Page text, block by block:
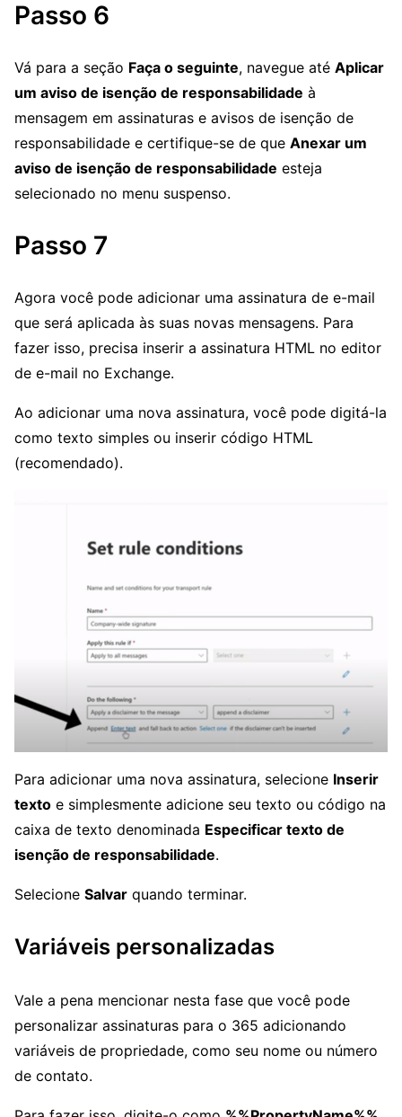
Passo 6
Vá para a seção Faça o seguinte, navegue até Aplicar
um aviso de isenção de responsabilidade à
mensagem em assinaturas e avisos de isenção de
responsabilidade e certifique-se de que Anexar um
aviso de isenção de responsabilidade esteja
selecionado no menu suspenso.
Passo 7
Agora você pode adicionar uma assinatura de e-mail
que será aplicada às suas novas mensagens. Para
fazer isso, precisa inserir a assinatura HTML no editor
de e-mail no Exchange.
Ao adicionar uma nova assinatura, você pode digitá-la
como texto simples ou inserir código HTML
(recomendado).
Para adicionar uma nova assinatura, selecione Inserir
texto e simplesmente adicione seu texto ou código na
caixa de texto denominada Especificar texto de
isenção de responsabilidade.
Selecione Salvar quando terminar.
Variáveis personalizadas
Vale a pena mencionar nesta fase que você pode
personalizar assinaturas para o 365 adicionando
variáveis de propriedade, como seu nome ou número
de contato.